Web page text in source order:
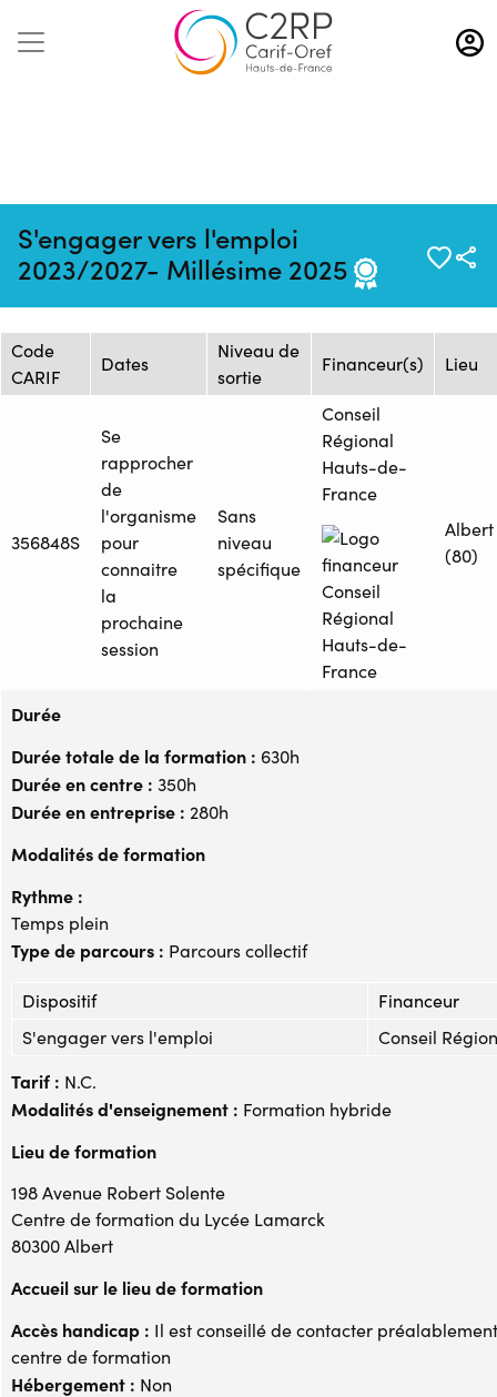
Aller
au
contenu
S'engager vers l'emploi
2023/2027- Millésime 2025
13/06/2025
2025942443
Session de formation
Code
CARIF
Dates
Niveau de
sortie
Financeur(s) Lieu
356848S
Se
rapprocher
de
l'organisme
pour
connaitre
la
prochaine
session
Sans
niveau
spécifique
Conseil
Régional
Hauts-de-
France
Albert
(80)
Durée
Durée totale de la formation : 630h
Durée en centre : 350h
Durée en entreprise : 280h
Modalités de formation
Rythme :
Temps plein
Type de parcours : Parcours collectif
Dispositif
Financeur
S'engager vers l'emploi
Conseil
Tarif : N.C.
Modalités d'enseignement : Formation hybride
Lieu de formation
198 Avenue Robert Solente
Centre de formation du Lycée Lamarck
80300 Albert
Accueil sur le lieu de formation
Accès handicap : Il est conseillé de contacter
centre de formation
Hébergement : Non